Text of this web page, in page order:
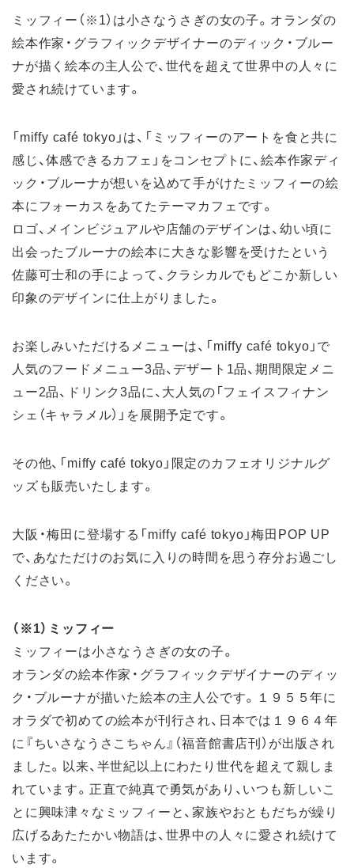
ミッフィー（※1）は小さなうさぎの女の子。オランダの
絵本作家・グラフィックデザイナーのディック・ブルー
ナが描く絵本の主人公で、世代を超えて世界中の人々に
愛され続けています。
「miffy café tokyo」は、「ミッフィーのアートを食と共に
感じ、体感できるカフェ」をコンセプトに、絵本作家ディ
ック・ブルーナが想いを込めて手がけたミッフィーの絵
本にフォーカスをあてたテーマカフェです。
ロゴ、メインビジュアルや店舗のデザインは、幼い頃に
出会ったブルーナの絵本に大きな影響を受けたという
佐藤可士和の手によって、クラシカルでもどこか新しい
印象のデザインに仕上がりました。
お楽しみいただけるメニューは、「miffy café tokyo」で
人気のフードメニュー3品、デザート1品、期間限定メニ
ュー2品、ドリンク3品に、大人気の「フェイスフィナン
シェ（キャラメル）」を展開予定です。
その他、「miffy café tokyo」限定のカフェオリジナルグ
ッズも販売いたします。
大阪・梅田に登場する「miffy café tokyo」梅田POP UP
で、あなただけのお気に入りの時間を思う存分お過ごし
ください。
（※1）ミッフィー
ミッフィーは小さなうさぎの女の子。
オランダの絵本作家・グラフィックデザイナーのディッ
ク・ブルーナが描いた絵本の主人公です。１９５５年に
オラダで初めての絵本が刊行され、日本では１９６４年
に『ちいさなうさこちゃん』（福音館書店刊）が出版され
ました。以来、半世紀以上にわたり世代を超えて親しま
れています。正直で純真で勇気があり、いつも新しいこ
とに興味津々なミッフィーと、家族やおともだちが繰り
広げるあたたかい物語は、世界中の人々に愛され続けて
います。